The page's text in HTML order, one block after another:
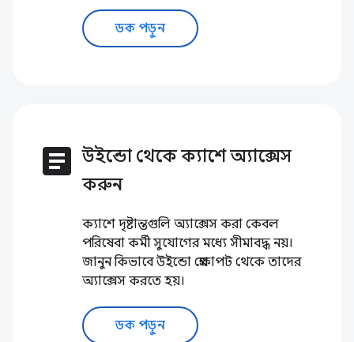
ডক পড়ুন
article উইন্ডো থেকে ক্যাশে অ্যাক্সেস
করুন
ক্যাশে দৃষ্টান্তগুলি অ্যাক্সেস করা কেবল
পরিষেবা কর্মী সুযোগের মধ্যে সীমাবদ্ধ নয়।
জানুন কিভাবে উইন্ডো প্রেক্ষাপট থেকে তাদের
অ্যাক্সেস করতে হয়।
ডক পড়ুন